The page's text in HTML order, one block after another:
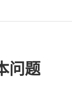
问题